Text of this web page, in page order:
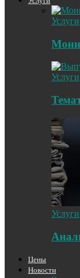
Услуги
Услуги
Услуги
Цены
Новости